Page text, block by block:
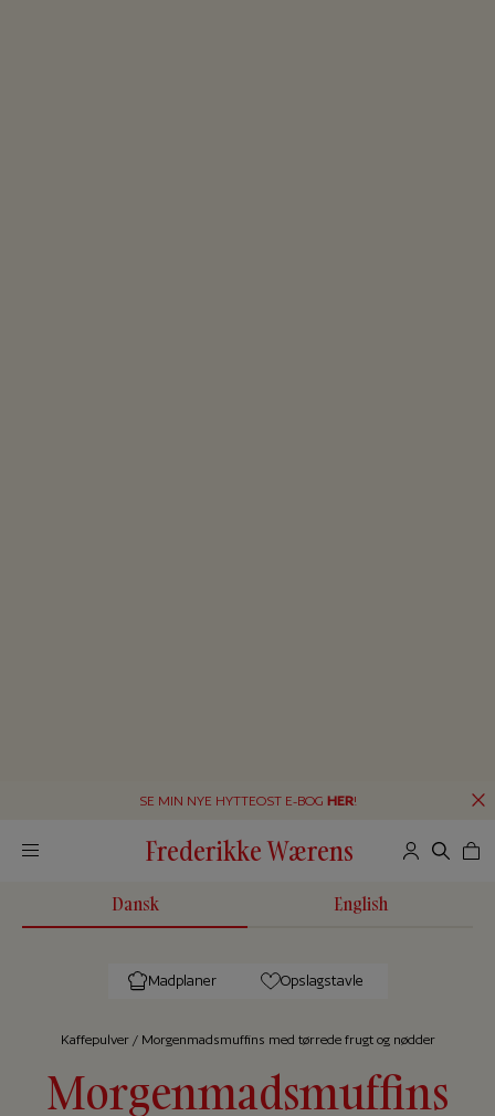
SE MIN NYE HYTTEOST E-BOG HER!
Frederikke Wærens
Dansk English
Madplaner Opslagstavle
Kaffepulver/ Morgenmadsmuffins med tørrede frugt og nødder
Morgenmadsmuffins